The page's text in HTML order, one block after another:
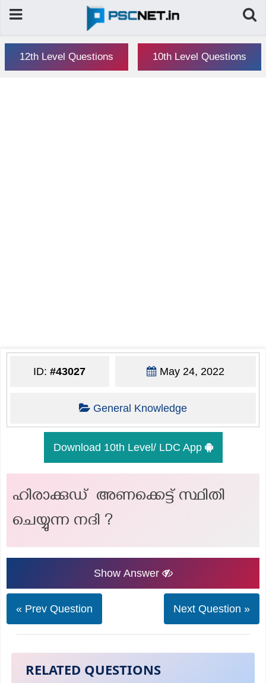
12th Level Questions 10th Level Questions
ID:#43027 May 24, 2022
General Knowledge
Download 10th Level/ LDC App
ഹിരാക്കുഡ് അണക്കെട്ട് സ്ഥിതി
ചെയ്യുന്ന നദി ?
Show Answer
« Prev Question Next Question »
RELATED QUESTIONS